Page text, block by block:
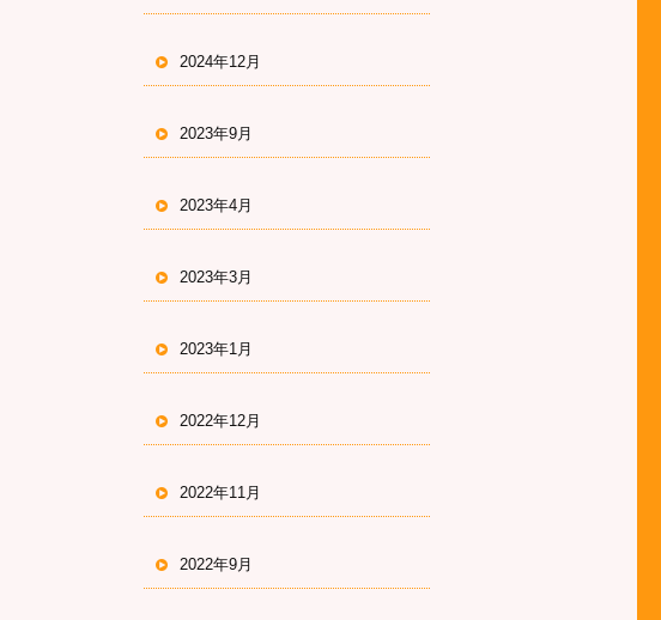
2024年12月
2023年9月
2023年4月
2023年3月
2023年1月
2022年12月
2022年11月
2022年9月